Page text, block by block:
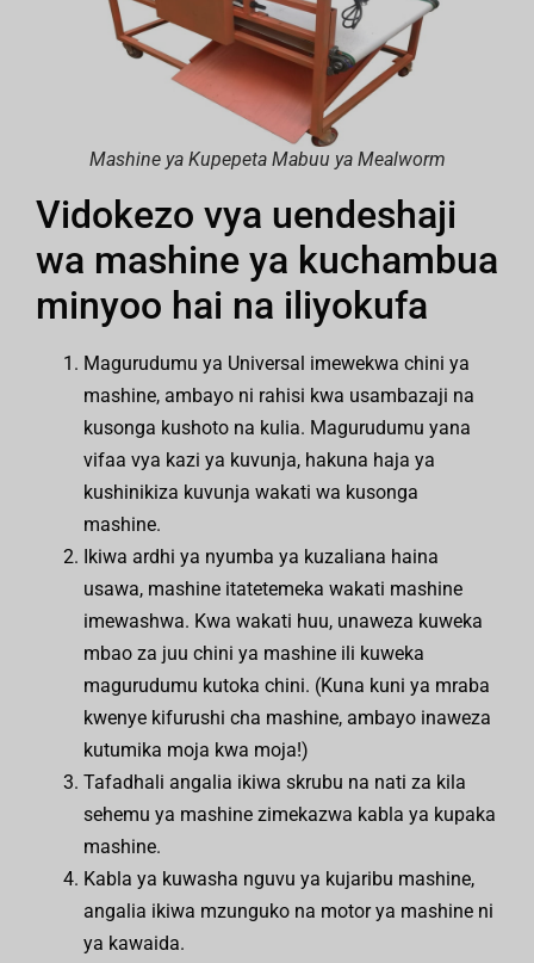
Mashine ya Kupepeta Mabuu ya Mealworm
Vidokezo vya uendeshaji
wa mashine ya kuchambua
minyoo hai na iliyokufa
Magurudumu ya Universal imewekwa chini ya
mashine, ambayo ni rahisi kwa usambazaji na
kusonga kushoto na kulia. Magurudumu yana
vifaa vya kazi ya kuvunja, hakuna haja ya
kushinikiza kuvunja wakati wa kusonga
mashine.
Ikiwa ardhi ya nyumba ya kuzaliana haina
usawa, mashine itatetemeka wakati mashine
imewashwa. Kwa wakati huu, unaweza kuweka
mbao za juu chini ya mashine ili kuweka
magurudumu kutoka chini. (Kuna kuni ya mraba
kwenye kifurushi cha mashine, ambayo inaweza
kutumika moja kwa moja!)
Tafadhali angalia ikiwa skrubu na nati za kila
sehemu ya mashine zimekazwa kabla ya kupaka
mashine.
Kabla ya kuwasha nguvu ya kujaribu mashine,
angalia ikiwa mzunguko na motor ya mashine ni
ya kawaida.